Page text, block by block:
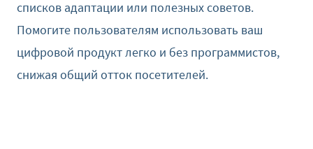
списков адаптации или полезных советов.
Помогите пользователям использовать ваш
цифровой продукт легко и без программистов,
снижая общий отток посетителей.